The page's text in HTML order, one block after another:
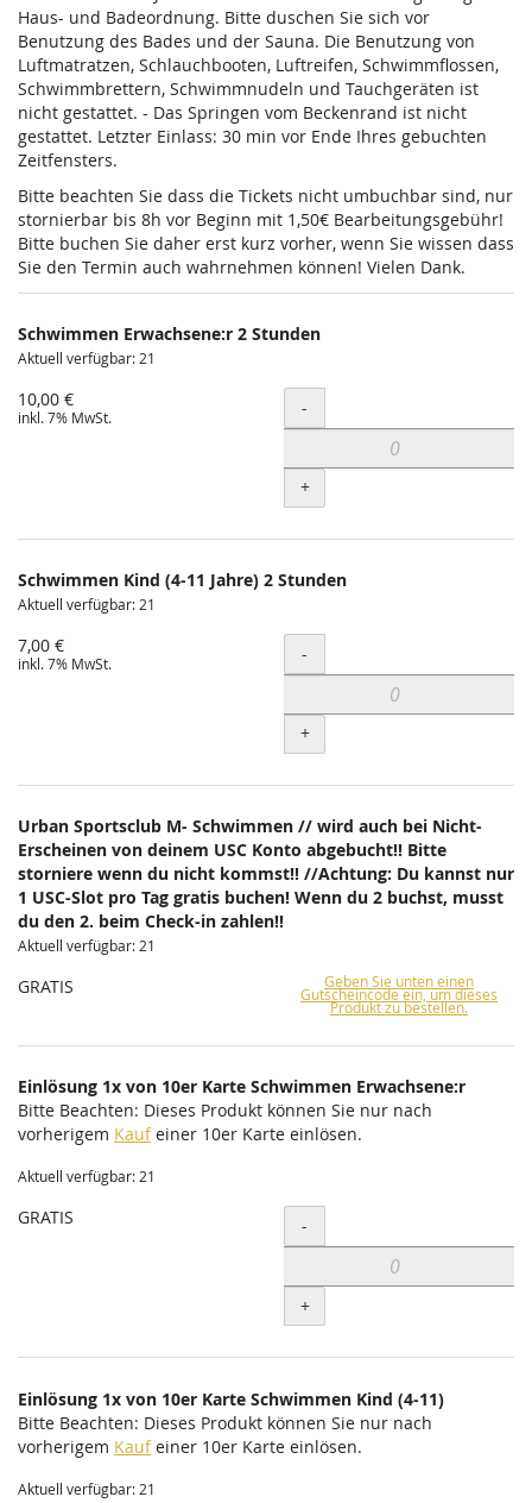
Haus- und Badeordnung. Bitte duschen Sie sich vor
Benutzung des Bades und der Sauna. Die Benutzung von
Luftmatratzen, Schlauchbooten, Luftreifen, Schwimmflossen,
Schwimmbrettern, Schwimmnudeln und Tauchgeräten ist
nicht gestattet. - Das Springen vom Beckenrand ist nicht
gestattet. Letzter Einlass: 30 min vor Ende Ihres gebuchten
Zeitfensters.
Bitte beachten Sie dass die Tickets nicht umbuchbar sind, nur
stornierbar bis 8h vor Beginn mit 1,50€ Bearbeitungsgebühr!
Bitte buchen Sie daher erst kurz vorher, wenn Sie wissen dass
Sie den Termin auch wahrnehmen können! Vielen Dank.
Schwimmen Erwachsene:r 2 Stunden
Aktuell verfügbar: 21
10,00 €
inkl. 7% MwSt. Menge
-
+
Schwimmen Kind (4-11 Jahre) 2 Stunden
Aktuell verfügbar: 21
7,00 €
inkl. 7% MwSt. Menge
-
+
Urban Sportsclub M- Schwimmen // wird auch bei Nicht-
Erscheinen von deinem USC Konto abgebucht!! Bitte
storniere wenn du nicht kommst!! //Achtung: Du kannst nur
1 USC-Slot pro Tag gratis buchen! Wenn du 2 buchst, musst
du den 2. beim Check-in zahlen!!
Aktuell verfügbar: 21
GRATIS Geben Sie unten einen
Gutscheincode ein, um dieses
Produkt zu bestellen.
Einlösung 1x von 10er Karte Schwimmen Erwachsene:r
Bitte Beachten: Dieses Produkt können Sie nur nach
vorherigem Kaufeiner 10er Karte einlösen.
Aktuell verfügbar: 21
GRATIS Menge
-
+
Einlösung 1x von 10er Karte Schwimmen Kind (4-11)
Bitte Beachten: Dieses Produkt können Sie nur nach
vorherigem Kaufeiner 10er Karte einlösen.
Aktuell verfügbar: 21